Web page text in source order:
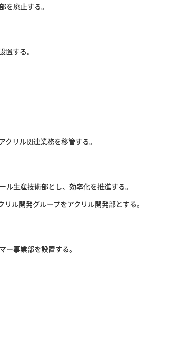
を廃止する。
する。
リル関連業務を移管する。
生産技術部とし、効率化を推進する。
ル開発グループをアクリル開発部とする。
事業部を設置する。